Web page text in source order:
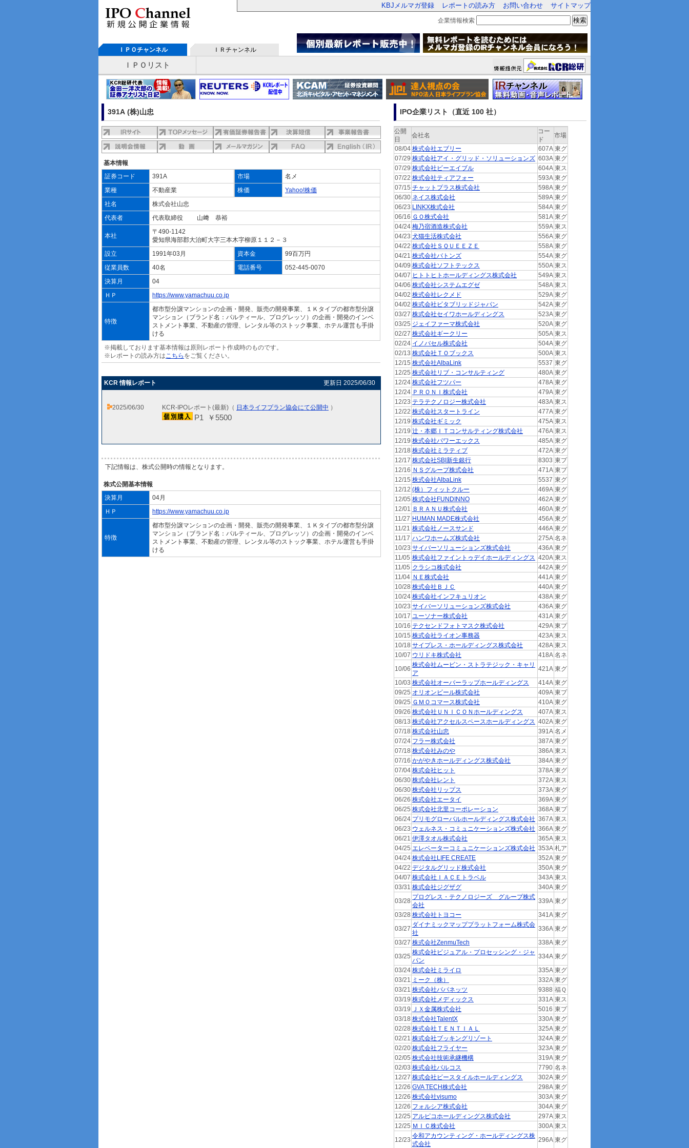
KBJメルマガ登録 レポートの読み方 お問い合わせ サイトマップ
企業情報検索 検索
ＩＰＯチャンネル ＩＲチャンネル
ＩＰＯリスト
391A (株)山忠
基本情報
証券コード
391A 市場
名メ
業種
不動産業 株価
Yahoo!株価
社名
株式会社山忠
代表者
代表取締役 山﨑 恭裕
本社
〒490-1142
愛知県海部郡大治町大字三本木字柳原１１２－３
設立
1991年03月 資本金
99百万円
従業員数
40名 電話番号
052-445-0070
決算月
04
ＨＰ
https://www.yamachuu.co.jp
特徴
都市型分譲マンションの企画・開発、販売の開発事業、１Ｋタイプの都市型分譲
マンション（ブランド名：パルティール、プログレッソ）の企画・開発のインベ
ストメント事業、不動産の管理、レンタル等のストック事業、ホテル運営も手掛
ける
※掲載しております基本情報は原則レポート作成時のものです。
※レポートの読み方はこちら をご覧ください。
KCR 情報レポート 更新日 2025/06/30
2025/06/30 KCR-IPOレポート(最新)（ 日本ライフプラン協会にて公開中 ）
P1 ￥5500
下記情報は、株式公開時の情報となります。
株式公開基本情報
決算月
04月
ＨＰ
https://www.yamachuu.co.jp
特徴
都市型分譲マンションの企画・開発、販売の開発事業、１Ｋタイプの都市型分譲
マンション（ブランド名：パルティール、プログレッソ）の企画・開発のインベ
ストメント事業、不動産の管理、レンタル等のストック事業、ホテル運営も手掛
ける
IPO企業リスト（直近 100 社）
公開
日
会社名
コー
ド
市場
08/04 株式会社エブリー 607A 東グ
07/29 株式会社アイ・グリッド・ソリューションズ 603A 東グ
07/29 株式会社ビーエイブル 604A 東ス
07/22 株式会社ティアフォー 593A 東グ
07/15 チャットプラス株式会社 598A 東グ
06/30 ネイス株式会社 589A 東グ
06/23 LINKX株式会社 584A 東グ
06/16 ＧＯ株式会社 581A 東グ
04/24 梅乃宿酒造株式会社 559A 東ス
04/23 犬猫生活株式会社 556A 東グ
04/22 株式会社ＳＱＵＥＥＺＥ 558A 東グ
04/21 株式会社バトンズ 554A 東グ
04/09 株式会社ソフトテックス 550A 東ス
04/07 ヒトトヒトホールディングス株式会社 549A 東ス
04/06 株式会社システムエグゼ 548A 東ス
04/02 株式会社レクメド 529A 東グ
04/02 株式会社ビタブリッドジャパン 542A 東グ
03/27 株式会社セイワホールディングス 523A 東グ
03/25 ジェイファーマ株式会社 520A 東グ
02/27 株式会社ギークリー 505A 東ス
02/24 イノバセル株式会社 504A 東グ
02/13 株式会社ＴＯブックス 500A 東ス
12/15 株式会社AlbaLink 5537 東グ
12/25 株式会社リブ・コンサルティング 480A 東グ
12/24 株式会社フツパー 478A 東グ
12/24 ＰＲＯＮＩ株式会社 479A 東グ
12/23 テラテクノロジー株式会社 483A 東ス
12/22 株式会社スタートライン 477A 東グ
12/19 株式会社ギミック 475A 東ス
12/19 辻・本郷ＩＴコンサルティング株式会社 476A 東ス
12/19 株式会社パワーエックス 485A 東グ
12/18 株式会社ミラティブ 472A 東グ
12/17 株式会社SBI新生銀行 8303 東プ
12/16 ＮＳグループ株式会社 471A 東プ
12/15 株式会社AlbaLink 5537 東グ
12/12 (株）フィットクルー 469A 東グ
12/05 株式会社FUNDINNO 462A 東グ
12/01 ＢＲＡＮＵ株式会社 460A 東グ
11/27 HUMAN MADE株式会社 456A 東グ
11/21 株式会社ノースサンド 446A 東グ
11/17 ハンワホームズ株式会社 275A 名ネ
10/23 サイバーソリューションズ株式会社 436A 東グ
11/05 株式会社ファイントゥデイホールディングス 420A 東ス
11/05 クラシコ株式会社 442A 東グ
11/04 ＮＥ株式会社 441A 東グ
10/28 株式会社ＢＪＣ 440A 東グ
10/24 株式会社インフキュリオン 438A 東グ
10/23 サイバーソリューションズ株式会社 436A 東グ
10/17 ユーソナー株式会社 431A 東グ
10/16 テクセンドフォトマスク株式会社 429A 東プ
10/15 株式会社ライオン事務器 423A 東ス
10/18 サイプレス・ホールディングス株式会社 428A 東ス
10/07 ウリドキ株式会社 418A 名ネ
10/06
株式会社ムービン・ストラテジック・キャリ
ア
421A 東グ
10/03 株式会社オーバーラップホールディングス 414A 東グ
09/25 オリオンビール株式会社 409A 東プ
09/25 ＧＭＯコマース株式会社 410A 東グ
09/26 株式会社ＵＮＩＣＯＮホールディングス 407A 東ス
08/13 株式会社アクセルスペースホールディングス 402A 東グ
07/18 株式会社山忠 391A 名メ
07/24 フラー株式会社 387A 東グ
07/18 株式会社みのや 386A 東ス
07/16 かがやきホールディングス株式会社 384A 東グ
07/04 株式会社ヒット 378A 東グ
06/30 株式会社レント 372A 東ス
06/30 株式会社リップス 373A 東グ
06/26 株式会社エータイ 369A 東グ
06/25 株式会社北里コーポレーション 368A 東プ
06/24 プリモグローバルホールディングス株式会社 367A 東ス
06/23 ウェルネス・コミュニケーションズ株式会社 366A 東グ
06/21 伊澤タオル株式会社 365A 東ス
04/25 エレベーターコミュニケーションズ株式会社 353A 札ア
04/24 株式会社LIFE CREATE 352A 東グ
04/22 デジタルグリッド株式会社 350A 東グ
04/07 株式会社ＩＡＣＥトラベル 343A 東ス
03/31 株式会社ジグザグ 340A 東グ
03/28
プログレス・テクノロジーズ グループ株式
会社
339A 東グ
03/28 株式会社トヨコー 341A 東グ
03/27
ダイナミックマッププラットフォーム株式会
社
336A 東グ
03/27 株式会社ZenmuTech 338A 東グ
03/25
株式会社ビジュアル・プロセッシング・ジャ
パン
334A 東グ
03/24 株式会社ミライロ 335A 東グ
03/21 ミーク（株） 332A 東グ
03/21 株式会社パパネッツ 9388 福Ｑ
03/19 株式会社メディックス 331A 東ス
03/19 ＪＸ金属株式会社 5016 東プ
03/18 株式会社TalentX 330A 東グ
02/28 株式会社ＴＥＮＴＩＡＬ 325A 東グ
02/21 株式会社ブッキングリゾート 324A 東グ
02/20 株式会社フライヤー 323A 東グ
02/05 株式会社技術承継機構 319A 東グ
02/03 株式会社バルコス 7790 名ネ
12/27 株式会社ビースタイルホールディングス 302A 東グ
12/26 GVA TECH株式会社 298A 東グ
12/26 株式会社visumo 303A 東グ
12/26 フォルシア株式会社 304A 東グ
12/25 アルピコホールディングス株式会社 297A 東ス
12/25 ＭＩＣ株式会社 300A 東ス
12/23
令和アカウンティング・ホールディングス株
式会社
296A 東グ